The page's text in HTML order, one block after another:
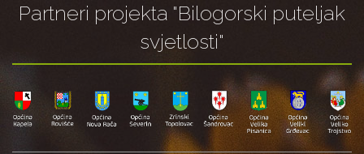
Partneri projekta "Bilogorski puteljak
svjetlosti"